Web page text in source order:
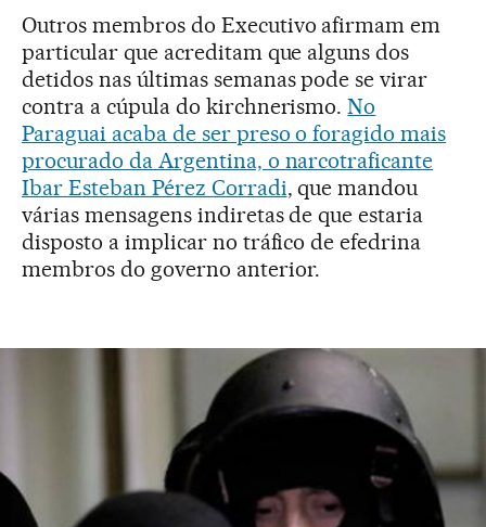
Outros membros do Executivo afirmam em
particular que acreditam que alguns dos
detidos nas últimas semanas pode se virar
contra a cúpula do kirchnerismo.No
Paraguai acaba de ser preso o foragido mais
procurado da Argentina, o narcotraficante
Ibar Esteban Pérez Corradi, que mandou
várias mensagens indiretas de que estaria
disposto a implicar no tráfico de efedrina
membros do governo anterior.